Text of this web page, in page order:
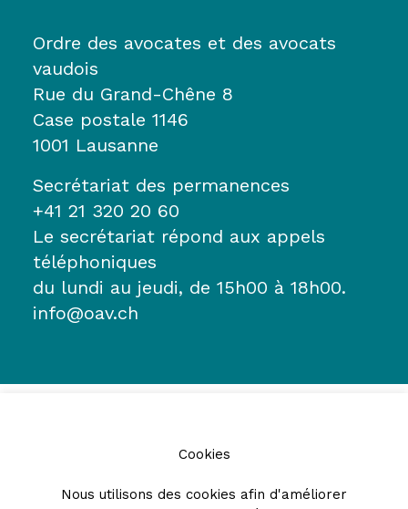
Ordre des avocates et des avocats
vaudois
Rue du Grand-Chêne 8
Case postale 1146
1001 Lausanne
Secrétariat des permanences
+41 21 320 20 60
Le secrétariat répond aux appels
téléphoniques
du lundi au jeudi, de 15h00 à 18h00.
info@oav.ch
Cookies
Nous utilisons des cookies afin d'améliorer